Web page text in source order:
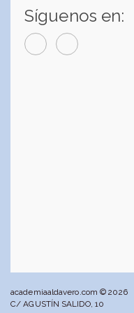
Síguenos en:
academiaaldavero.com © 2026
C/ AGUSTÍN SALIDO, 10